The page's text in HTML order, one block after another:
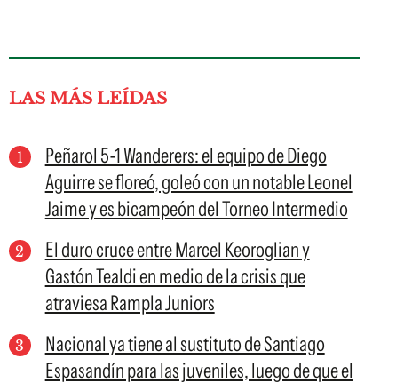
LAS MÁS LEÍDAS
Peñarol 5-1 Wanderers: el equipo de Diego
Aguirre se floreó, goleó con un notable Leonel
Jaime y es bicampeón del Torneo Intermedio
El duro cruce entre Marcel Keoroglian y
Gastón Tealdi en medio de la crisis que
atraviesa Rampla Juniors
Nacional ya tiene al sustituto de Santiago
Espasandín para las juveniles, luego de que el